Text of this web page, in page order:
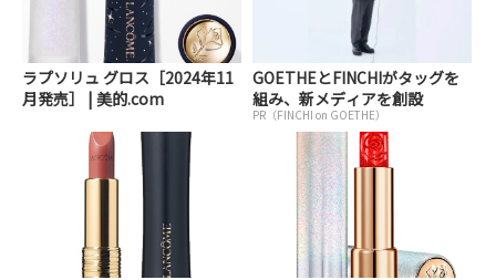
ラプソリュ グロス［2024年11
月発売］ | 美的.com
GOETHEとFINCHIがタッグを
組み、新メディアを創設
PR（FINCHI on GOETHE）